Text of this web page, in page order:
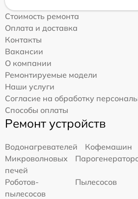
Стоимость ремонта
Оплата и доставка
Контакты
Вакансии
О компании
Ремонтируемые модели
Наши услуги
Согласие на обработку
Способы оплаты
Ремонт устройств
Водонагревателей
Кофемашин
Микроволновых
печей
Роботов-
пылесосов
Пылесосов